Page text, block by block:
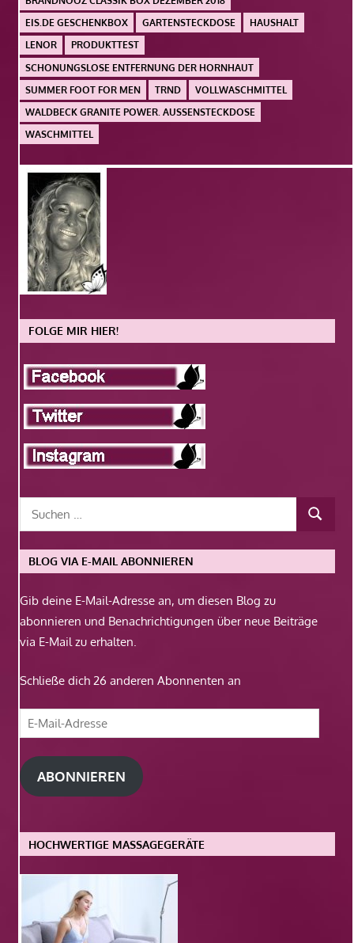
EIS.DE GESCHENKBOX
GARTENSTECKDOSE
HAUSHALT
LENOR
PRODUKTTEST
SCHONUNGSLOSE ENTFERNUNG DER HORNHAUT
SUMMER FOOT FOR MEN
TRND
VOLLWASCHMITTEL
WALDBECK GRANITE POWER. AUSSENSTECKDOSE
WASCHMITTEL
FOLGE MIR HIER!
BLOG VIA E-MAIL ABONNIEREN
Gib deine E-Mail-Adresse an, um diesen Blog zu
abonnieren und Benachrichtigungen über neue Beiträge
via E-Mail zu erhalten.
Schließe dich 26 anderen Abonnenten an
E-
Mail-
Adresse
ABONNIEREN
HOCHWERTIGE MASSAGEGERÄTE